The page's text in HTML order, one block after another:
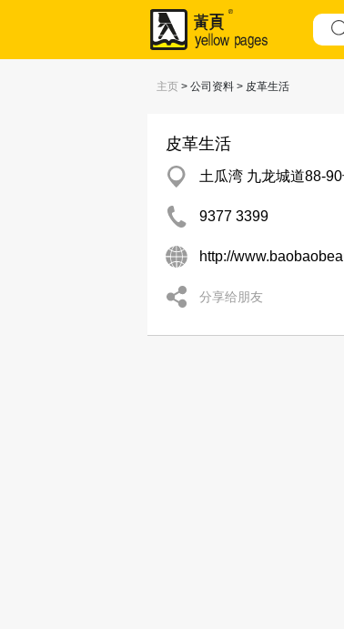
主页 > 公司资料 > 皮革生活
皮革生活
土瓜湾 九龙城道88-
9377 3399
http://
分享给朋友